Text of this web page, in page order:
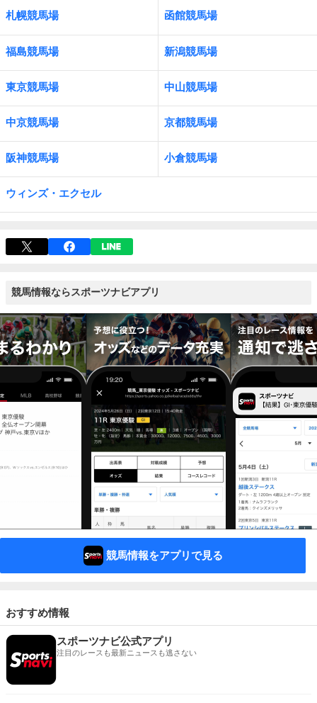
札幌競馬場 函館競馬場
福島競馬場 新潟競馬場
東京競馬場 中山競馬場
中京競馬場 京都競馬場
阪神競馬場 小倉競馬場
ウィンズ・エクセル
競馬情報ならスポーツナビアプリ
競馬情報をアプリで見る
おすすめ情報
スポーツナビ公式アプリ
注目のレースも最新ニュースも逃さない